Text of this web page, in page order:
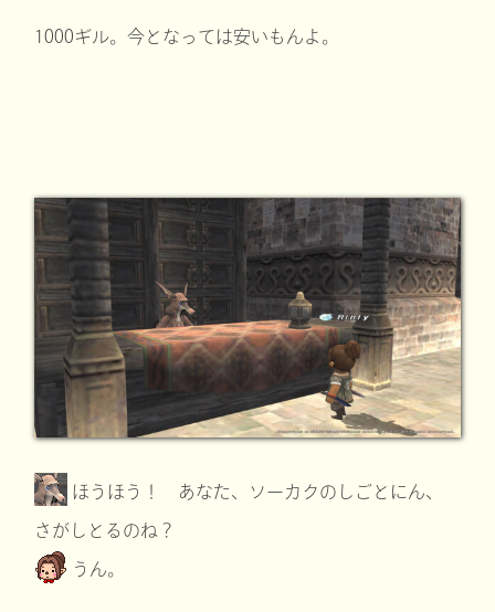
1000ギル。今となっては安いもんよ。
ほうほう！ あなた、ソーカクのしごとにん、
さがしとるのね？
うん。